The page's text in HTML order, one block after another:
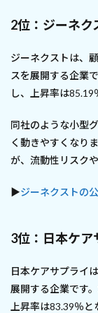
2位：ジーネク
ジーネクストは、
スを展開する企業
し、上昇率は85.19
同社のような小型
く動きやすくなり
が、流動性リスク
▶ジーネクストの
3位：日本ケア
日本ケアサプライ
展開する企業です
上昇率は83.39％と